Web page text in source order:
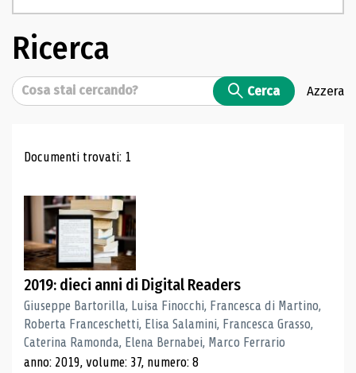
Ricerca
Cerca Cerca Azzera
Risultati di ricerca
Documenti trovati: 1
2019: dieci anni di Digital Readers
Giuseppe Bartorilla, Luisa Finocchi, Francesca di Martino,
Roberta Franceschetti, Elisa Salamini, Francesca Grasso,
Caterina Ramonda, Elena Bernabei, Marco Ferrario
anno: 2019, volume: 37, numero: 8